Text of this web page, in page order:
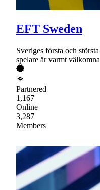
EFT Sweden
Sveriges första och
spelare är varmt
Partnered
1,167
Online
3,287
Members